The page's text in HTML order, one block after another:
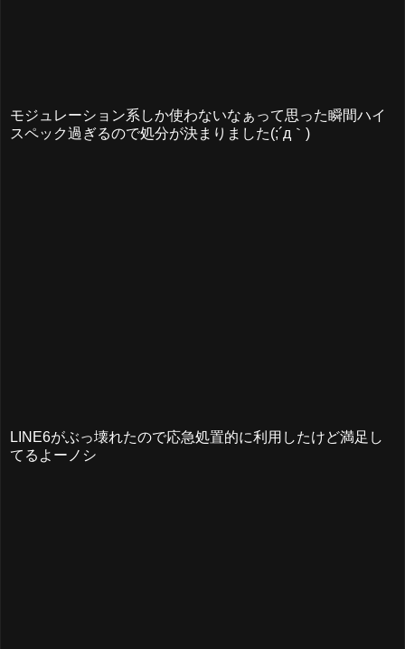
モジュレーション系しか使わないなぁって思った瞬間ハイ
スペック過ぎるので処分が決まりました(;´д｀)
LINE6がぶっ壊れたので応急処置的に利用したけど満足し
てるよーノシ